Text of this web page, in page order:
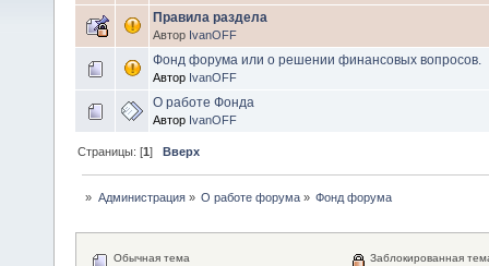
Правила раздела
Автор IvanOFF
Фонд форума или о решении финансовых вопросов.
Автор IvanOFF
О работе Фонда
Автор IvanOFF
Страницы: [1]Вверх
» Администрация» О работе форума» Фонд форума
Обычная тема
Заблокированная